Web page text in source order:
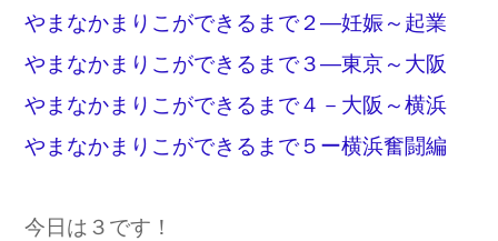
やまなかまりこができるまで２―妊娠～起業
やまなかまりこができるまで３―東京～大阪
やまなかまりこができるまで４－大阪～横浜
やまなかまりこができるまで５ー横浜奮闘編
今日は３です！